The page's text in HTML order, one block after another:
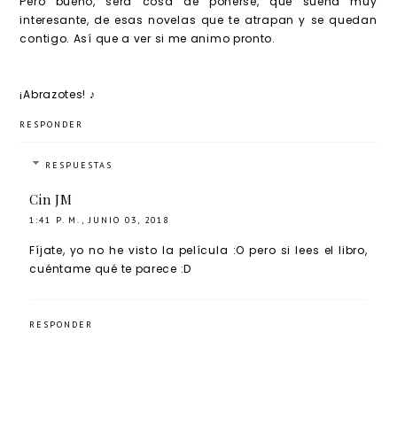
interesante, de esas novelas que te atrapan y se quedan
contigo. Así que a ver si me animo pronto.
¡Abrazotes! ♪
RESPONDER
RESPUESTAS
Cin JM
1:41 P. M., JUNIO 03, 2018
Fíjate, yo no he visto la película :O pero si lees el libro,
cuéntame qué te parece :D
RESPONDER